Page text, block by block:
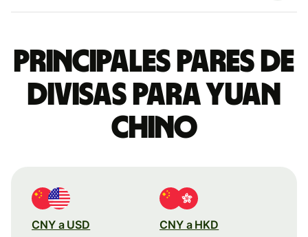
Principales pares de
divisas para yuan
chino
CNY a USD CNY a HKD